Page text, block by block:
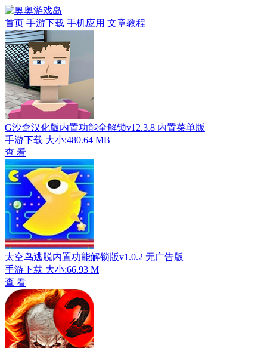
首页 手游下载 手机应用 文章教程
G沙盒汉化版内置功能全解锁v12.3.8 内置菜单版
手游下载 大小:480.64 MB
查 看
太空鸟逃脱内置功能解锁版v1.0.2 无广告版
手游下载 大小:66.93 M
查 看